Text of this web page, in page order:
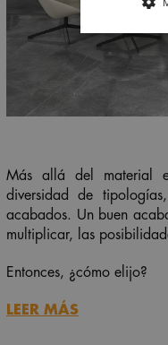
Más allá del material
diversidad de
acabados. Un buen
multiplicar, las
Entonces, ¿cómo elijo?
LEER MÁS